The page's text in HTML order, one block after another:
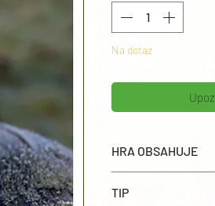
Na dotaz
HRA OBSAHUJE
TIP